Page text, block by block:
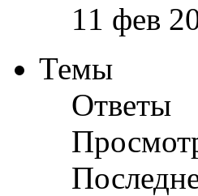
11 фев
Темы
Ответы